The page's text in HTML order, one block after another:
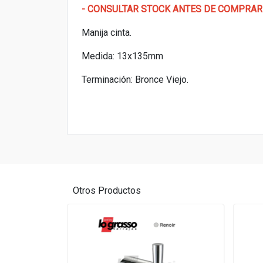
- CONSULTAR STOCK ANTES DE
Manija cinta.
Medida: 13x135mm
Terminación: Bronce Viejo.
Otros Productos